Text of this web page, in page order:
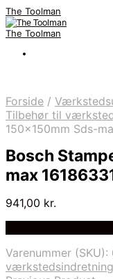
The Toolman
The Toolman
Forside /
Tilbehør til
150x150mm Sds-
Bosch
max
941,00 kr.
Varenummer (SKU):
værkstedsindretning